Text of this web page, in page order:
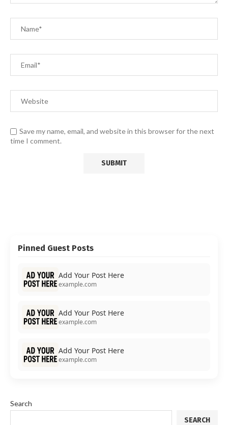
Save my name, email, and website in this browser for the next
time I comment.
Pinned Guest Posts
Add Your Post Here
example.com
Add Your Post Here
example.com
Add Your Post Here
example.com
Search
SEARCH